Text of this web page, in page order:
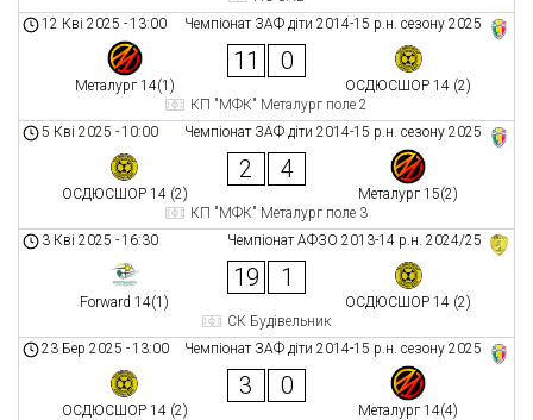
Чемпіонат ЗАФ діти 2014-15 р.н. сезону 2025
12 Кві 2025 -13:00
Металург 14(1)
11 0
ОСДЮСШОР 14 (2)
КП "МФК" Металург поле 2
Чемпіонат ЗАФ діти 2014-15 р.н. сезону 2025
5 Кві 2025 -10:00
ОСДЮСШОР 14 (2)
2 4
Металург 15(2)
КП "МФК" Металург поле 3
Чемпіонат АФЗО 2013-14 р.н. 2024/25
3 Кві 2025 -16:30
Forward 14(1)
19 1
ОСДЮСШОР 14 (2)
СК Будівельник
Чемпіонат ЗАФ діти 2014-15 р.н. сезону 2025
23 Бер 2025 -13:00
ОСДЮСШОР 14 (2)
3 0
Металург 14(4)